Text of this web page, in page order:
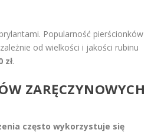
Popularność pierścionków
od wielkości i jakości rubinu
zł.
ZARĘCZYNOWYCH
często wykorzystuje się